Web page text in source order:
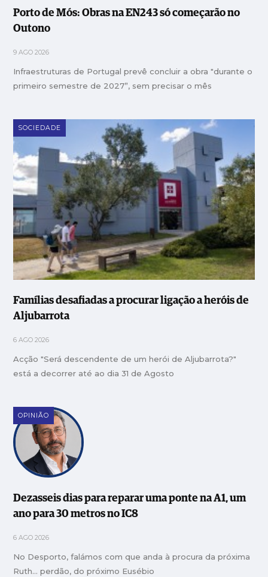
Porto de Mós: Obras na EN243 só começarão no
Outono
9 AGO 2026
Infraestruturas de Portugal prevê concluir a obra "durante o
primeiro semestre de 2027”, sem precisar o mês
SOCIEDADE
Famílias desafiadas a procurar ligação a heróis de
Aljubarrota
6 AGO 2026
Acção "Será descendente de um herói de Aljubarrota?"
está a decorrer até ao dia 31 de Agosto
OPINIÃO
Dezasseis dias para reparar uma ponte na A1, um
ano para 30 metros no IC8
6 AGO 2026
No Desporto, falámos com que anda à procura da próxima
Ruth… perdão, do próximo Eusébio